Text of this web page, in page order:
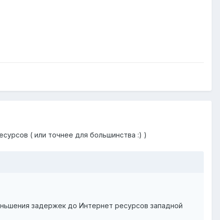
( или точнее для большинства :) )
задержек до Интернет ресурсов западной